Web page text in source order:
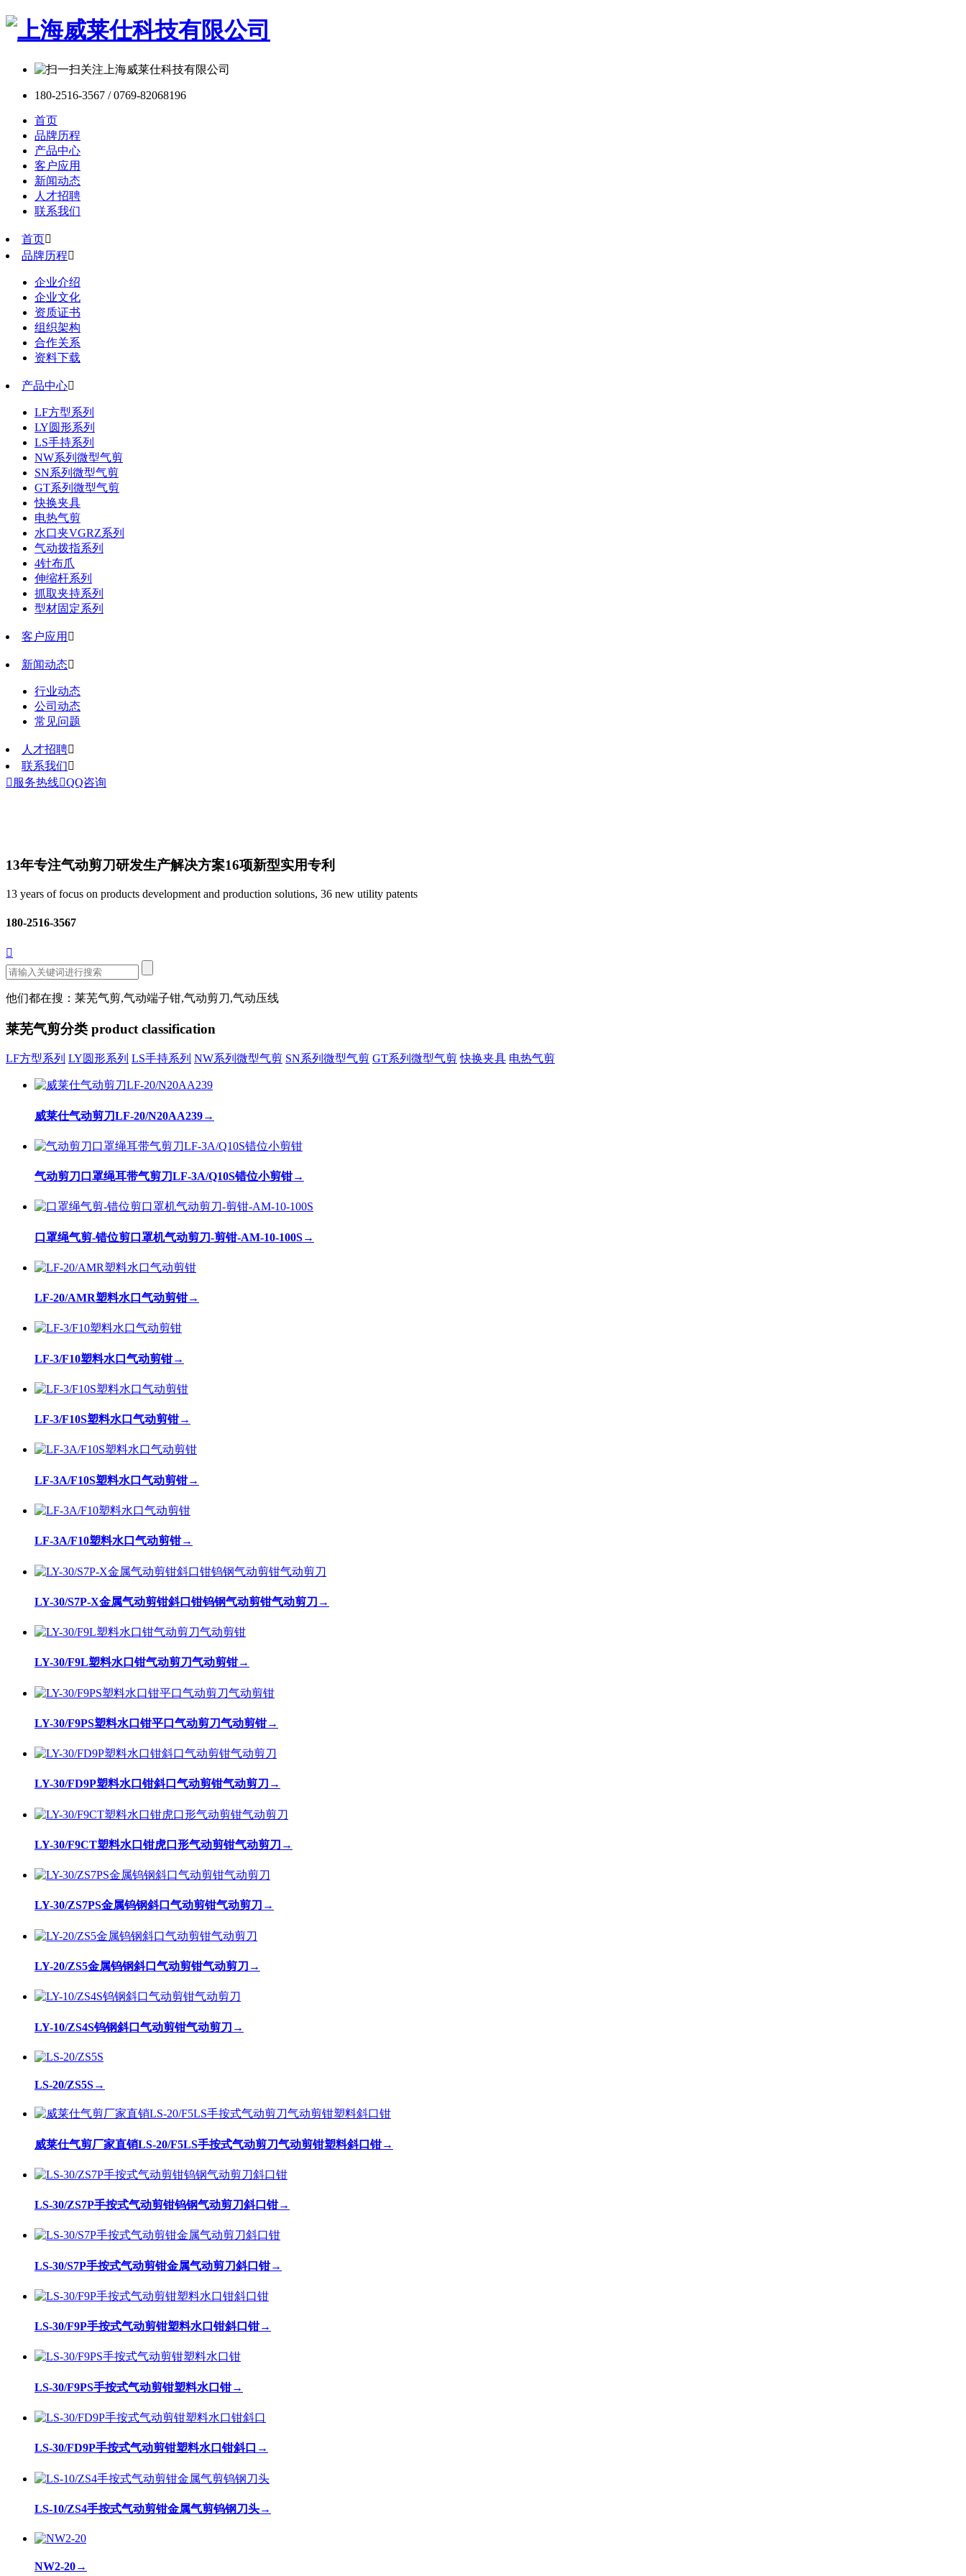
180-2516-3567 / 0769-82068196
首页
品牌历程
产品中心
客户应用
新闻动态
人才招聘
联系我们
首页
品牌历程
企业介绍
企业文化
资质证书
组织架构
合作关系
资料下载
产品中心
LF方型系列
LY圆形系列
LS手持系列
NW系列微型气剪
SN系列微型气剪
GT系列微型气剪
快换夹具
电热气剪
水口夹VGRZ系列
气动拨指系列
4针布爪
伸缩杆系列
抓取夹持系列
型材固定系列
客户应用 
新闻动态
行业动态
公司动态
常见问题
人才招聘
联系我们
 服务热线QQ咨询
13年专注气动剪刀研发生产解决方案16项新型实用专利
13 years of focus on products development and production solutions, 36 new utility patents
180-2516-3567

他们都在搜：莱芜气剪,气动端子钳,气动剪刀,气动压线
莱芜气剪分类 product classification
LF方型系列 LY圆形系列 LS手持系列 NW系列微型气剪 SN系列微型气剪 GT系列微型气剪 快换夹具 电热气剪
威莱仕气动剪刀LF-20/N20AA239→
气动剪刀口罩绳耳带气剪刀LF-3A/Q10S错位小剪钳→
口罩绳气剪-错位剪口罩机气动剪刀-剪钳-AM-10-100S→
LF-20/AMR塑料水口气动剪钳→
LF-3/F10塑料水口气动剪钳→
LF-3/F10S塑料水口气动剪钳→
LF-3A/F10S塑料水口气动剪钳→
LF-3A/F10塑料水口气动剪钳→
LY-30/S7P-X金属气动剪钳斜口钳钨钢气动剪钳气动剪刀 →
LY-30/F9L塑料水口钳气动剪刀气动剪钳→
LY-30/F9PS塑料水口钳平口气动剪刀气动剪钳→
LY-30/FD9P塑料水口钳斜口气动剪钳气动剪刀 →
LY-30/F9CT塑料水口钳虎口形气动剪钳气动剪刀 →
LY-30/ZS7PS金属钨钢斜口气动剪钳气动剪刀 →
LY-20/ZS5金属钨钢斜口气动剪钳气动剪刀 →
LY-10/ZS4S钨钢斜口气动剪钳气动剪刀 →
LS-20/ZS5S→
威莱仕气剪厂家直销LS-20/F5LS手按式气动剪刀气动剪钳塑料斜口钳→
LS-30/ZS7P手按式气动剪钳钨钢气动剪刀斜口钳→
LS-30/S7P手按式气动剪钳金属气动剪刀斜口钳→
LS-30/F9P手按式气动剪钳塑料水口钳斜口钳→
LS-30/F9PS手按式气动剪钳塑料水口钳→
LS-30/FD9P手按式气动剪钳塑料水口钳斜口 →
LS-10/ZS4手按式气动剪钳金属气剪钨钢刀头→
NW2-20→